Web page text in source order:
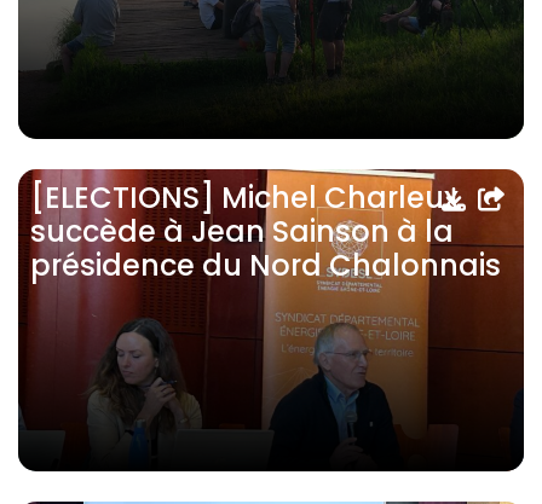
[ELECTIONS] Michel Charleux
succède à Jean Sainson à la
présidence du Nord Chalonnais